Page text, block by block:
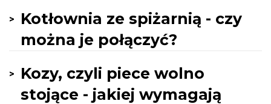
Kotłownia ze spiżarnią - czy
można je połączyć?
Kozy, czyli piece wolno
stojące - jakiej wymagają